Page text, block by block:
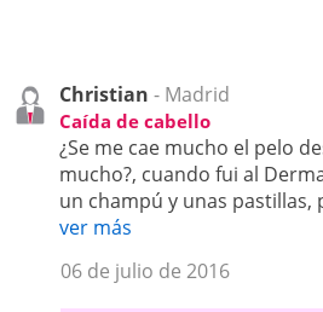
Christian - Madrid
Caída de cabello
¿Se me cae mucho el pelo
mucho?, cuando fui al
un champú y unas pastillas,
ver más
06 de julio de 2016